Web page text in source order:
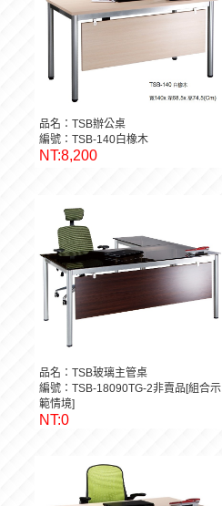
品名：TSB辦公桌
編號：TSB-140白橡木
NT:8,200
品名：TSB玻璃主管桌
編號：TSB-18090TG-2非賣品[組合示
範情境]
NT:0